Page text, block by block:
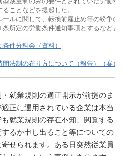
ことなどを提起した。
ルに関して、転換前雇止め等の紛争の
所定の労働条件通知事項とするなどと
件分科会（資料）
法制の在り方について（報告）（案）
就業規則の適正開示が前提のま
正に運用されている企業は本当
就業規則の存在不知、閲覧する
るか申し出ること等についての
せられます。ある日突然従業員